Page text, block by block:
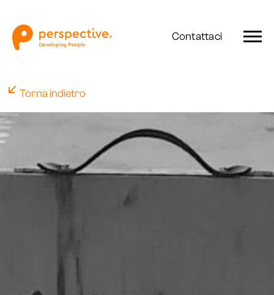
Contattaci
Torna indietro